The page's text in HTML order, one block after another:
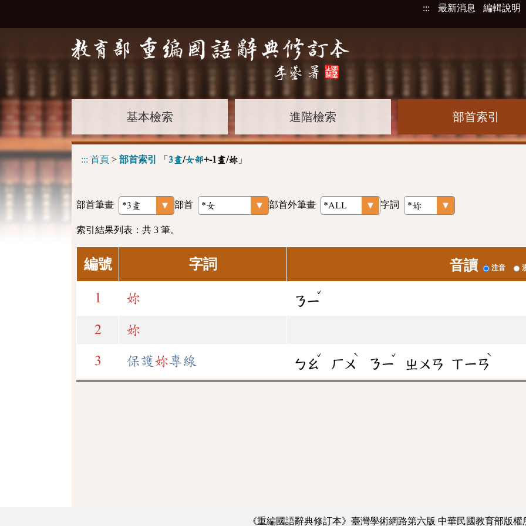
::: 最新消息 編輯說明
基本檢索 進階檢索 部首索引
::: 首頁 > 部首索引 「 3畫/女部+-1畫/妳 」
部首筆畫 部首 部首外筆畫 字詞
索引結果列表：共 3 筆。
編號 字詞 音讀 注音
1 妳 ㄋㄧ
ˇ
2 妳
3 保護妳專線 ㄅㄠ
ˇ
ㄏㄨ
ˋ
ㄋㄧ
ˇ
ㄓㄨㄢ ㄒㄧㄢ
ˋ
《重編國語辭典修訂本》臺灣學術網路第六版 中華民國教育部版權